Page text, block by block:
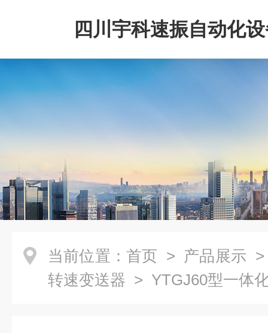
四川宇科速振自动化
公司
当前位置： 首页 > 产品展示
转速变送器 > YTGJ60型一体